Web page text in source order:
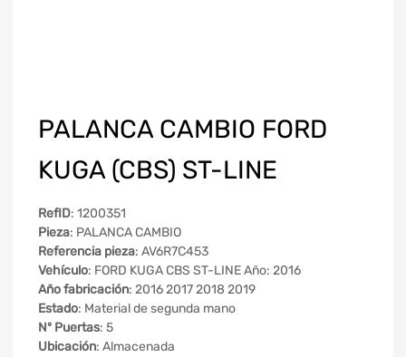
PALANCA CAMBIO FORD
KUGA (CBS) ST-LINE
RefID: 1200351
Pieza: PALANCA CAMBIO
Referencia pieza: AV6R7C453
Vehículo: FORD KUGA CBS ST-LINE Año: 2016
Año fabricación: 2016 2017 2018 2019
Estado: Material de segunda mano
Nº Puertas: 5
Ubicación: Almacenada